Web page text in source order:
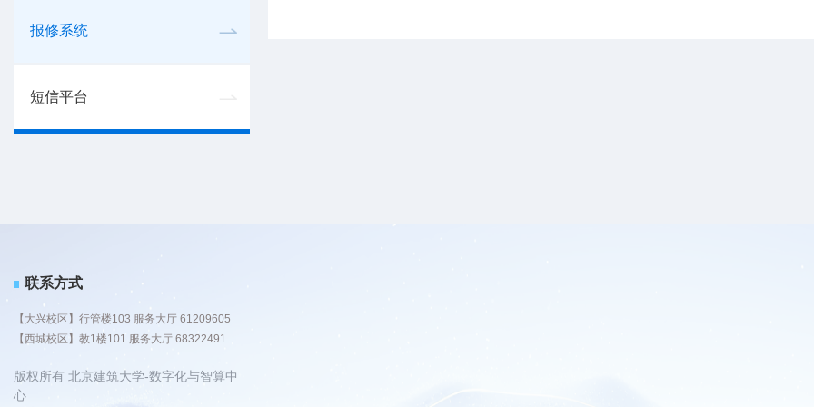
报修系统
短信平台
联系方式
【大兴校区】行管楼103 服务大厅 61209605
【西城校区】教1楼101 服务大厅 68322491
版权所有 北京建筑大学-数字化与智算中
心